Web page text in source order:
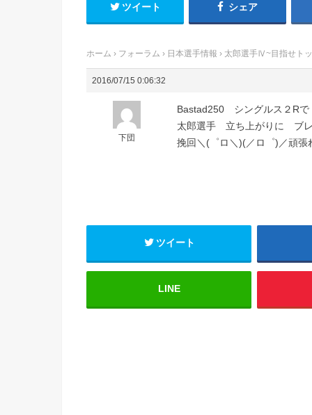
ツイート シェア
ホーム › フォーラム › 日本選手情報 › 太郎選手Ⅳ~目指せト
2016/07/15 0:06:32
下団
Bastad250 シングルス２Rで
太郎選手 立ち上がりに ブ
挽回＼(゜ロ＼)(／ロ゜)／頑
ツイート
LINE